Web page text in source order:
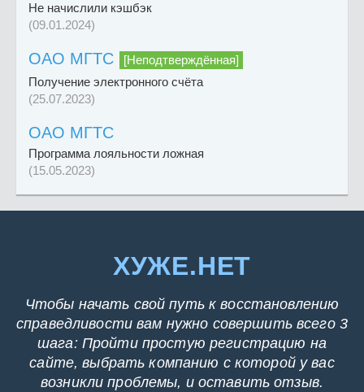
Не начислили кэшбэк
(09.01.2024)
ОАО МГТС
[Неподтверждённая]
Получение электронного счёта
(25.07.2023)
ОАО МГТС
Программа лояльности ложная
(15.05.2023)
ХУЖЕ.НЕТ
Чтобы начать свой путь к восстановлению
справедливости вам нужно совершить всего 3
шага: Пройти простую регистрацию на
сайте, выбрать компанию с которой у вас
возникли проблемы, и оставить отзыв.